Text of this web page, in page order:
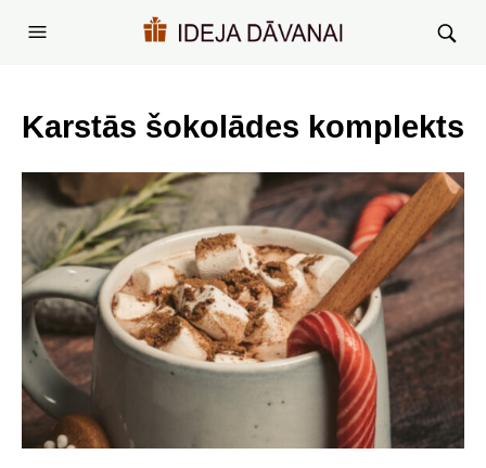
Karstās šokolādes komplekts